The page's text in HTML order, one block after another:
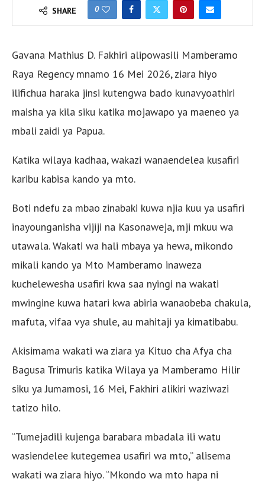
SHARE 0
Gavana Mathius D. Fakhiri alipowasili Mamberamo
Raya Regency mnamo 16 Mei 2026, ziara hiyo
ilifichua haraka jinsi kutengwa bado kunavyoathiri
maisha ya kila siku katika mojawapo ya maeneo ya
mbali zaidi ya Papua.
Katika wilaya kadhaa, wakazi wanaendelea kusafiri
karibu kabisa kando ya mto.
Boti ndefu za mbao zinabaki kuwa njia kuu ya usafiri
inayounganisha vijiji na Kasonaweja, mji mkuu wa
utawala. Wakati wa hali mbaya ya hewa, mikondo
mikali kando ya Mto Mamberamo inaweza
kuchelewesha usafiri kwa saa nyingi na wakati
mwingine kuwa hatari kwa abiria wanaobeba chakula,
mafuta, vifaa vya shule, au mahitaji ya kimatibabu.
Akisimama wakati wa ziara ya Kituo cha Afya cha
Bagusa Trimuris katika Wilaya ya Mamberamo Hilir
siku ya Jumamosi, 16 Mei, Fakhiri alikiri waziwazi
tatizo hilo.
“Tumejadili kujenga barabara mbadala ili watu
wasiendelee kutegemea usafiri wa mto,” alisema
wakati wa ziara hiyo. “Mkondo wa mto hapa ni